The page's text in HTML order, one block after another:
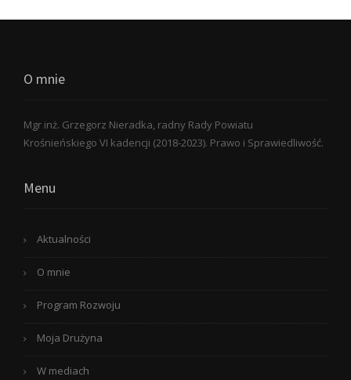
O mnie
Mgr inż. Grzegorz Nieradka, radny Rady Powiatu
Krośnieńskiego VI kadencji (2018-2023). Prawo i Sprawiedliwość.
Menu
Aktualności
O mnie
Program Rozwoju
Moja Drużyna
W mediach